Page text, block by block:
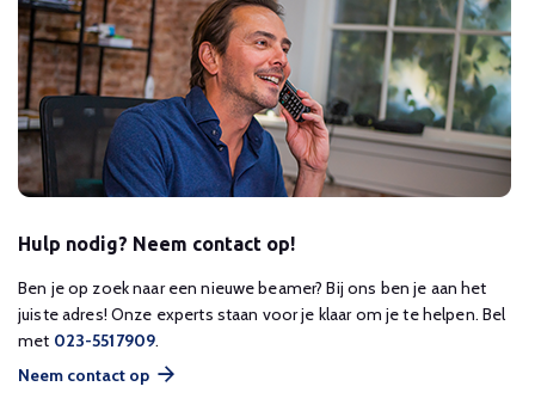
Hulp nodig? Neem contact op!
Ben je op zoek naar een nieuwe beamer? Bij ons ben je aan het
juiste adres! Onze experts staan voor je klaar om je te helpen. Bel
met 023-5517909.
Neem contact op